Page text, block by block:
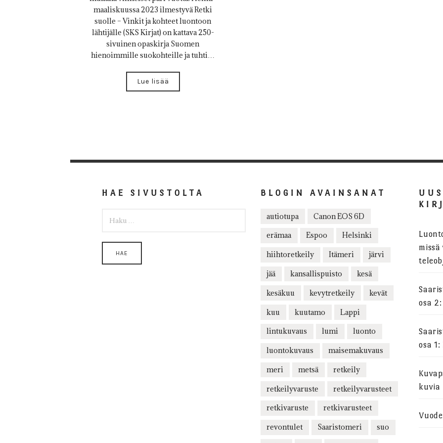
maaliskuussa 2023 ilmestyvä Retki
suolle – Vinkit ja kohteet luontoon
lähtijälle (SKS Kirjat) on kattava 250-
sivuinen opaskirja Suomen
hienoimmille suokohteille ja tuhti…
Lue lisää
HAE SIVUSTOLTA BLOGIN AVAINSANAT
autiotupa Canon EOS 6D
erämaa Espoo Helsinki
hiihtoretkeily Itämeri järvi
jää kansallispuisto kesä
kesäkuu kevytretkeily kevät
kuu kuutamo Lappi
lintukuvaus lumi luonto
luontokuvaus maisemakuvaus
meri metsä retkeily
retkeilyvaruste retkeilyvarusteet
retkivaruste retkivarusteet
revontulet Saaristomeri suo
osa
osa
kuvia